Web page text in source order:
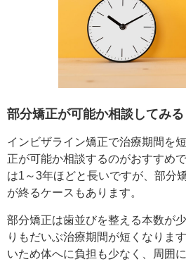
部分矯正が可能か相談してみる
インビザライン矯正で治療期間を
正が可能か相談するのがおすすめ
は1～3年ほどと長いですが、部分
が終るケースもあります。
部分矯正は歯並びを整える本数が
りもだいぶ治療期間が短くなりま
いため体へに負担も少なく、周囲